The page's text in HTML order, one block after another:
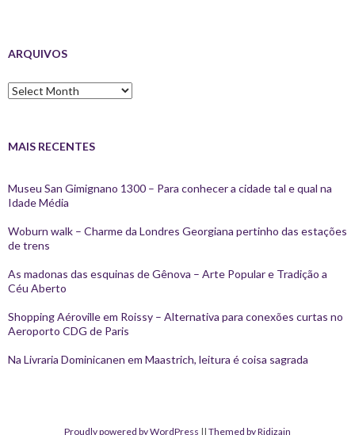
ARQUIVOS
Arquivos
MAIS RECENTES
Museu San Gimignano 1300 – Para conhecer a cidade tal e qual na
Idade Média
Woburn walk – Charme da Londres Georgiana pertinho das estações
de trens
As madonas das esquinas de Gênova – Arte Popular e Tradição a
Céu Aberto
Shopping Aéroville em Roissy – Alternativa para conexões curtas no
Aeroporto CDG de Paris
Na Livraria Dominicanen em Maastrich, leitura é coisa sagrada
Proudly powered by WordPress || Themed by Ridizain